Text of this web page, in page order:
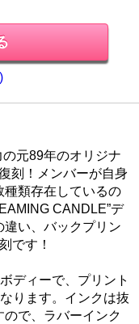
元89年のオリジナ
刻！メンバーが自身
種類存在しているの
CANDLE”デ
い、バックプリン
です！
ディーで、プリント
ります。インクは抜
で、ラバーインク